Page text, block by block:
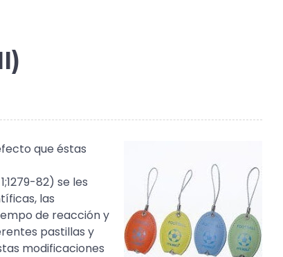
que éstas
82) se les
las
de reacción y
pastillas y
modificaciones